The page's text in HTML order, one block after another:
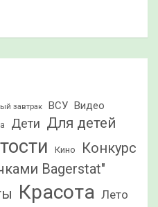
завтрак ВСУ
Видео
Дети Для детей
Кино
Конкурс
Bagerstat"
Красота Лето